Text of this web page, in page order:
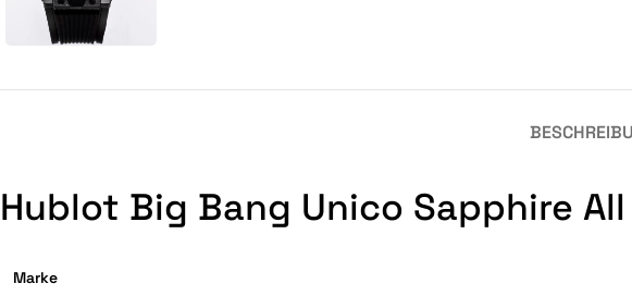
Hublot Big Bang Unico Sapphire All
Marke